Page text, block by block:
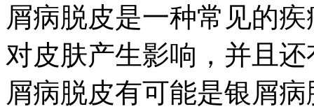
屑病脱皮是一种常见的
对皮肤产生影响，并且
屑病脱皮有可能是银屑